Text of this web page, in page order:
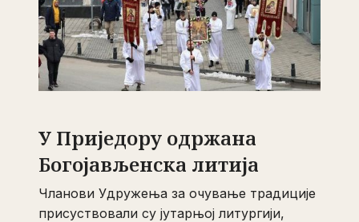
У Приједору одржана
Богојављенска литија
Чланови Удружења за очување традиције
присуствовали су јутарњој литургији,